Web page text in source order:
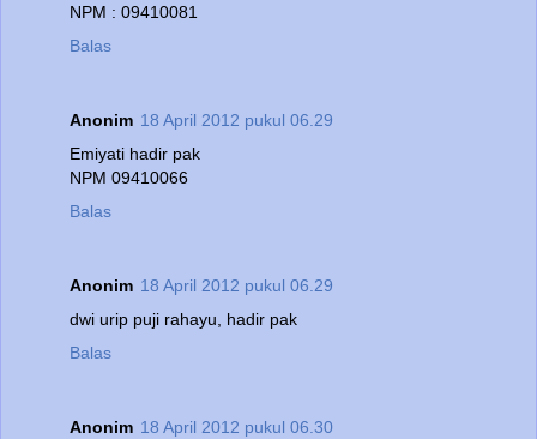
NPM : 09410081
Balas
Anonim 18 April 2012 pukul 06.29
Emiyati hadir pak
NPM 09410066
Balas
Anonim 18 April 2012 pukul 06.29
dwi urip puji rahayu, hadir pak
Balas
Anonim 18 April 2012 pukul 06.30